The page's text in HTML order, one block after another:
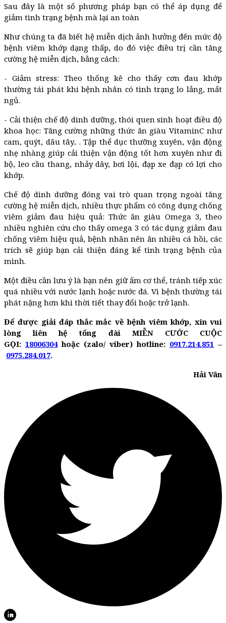
Sau đây là một số phương pháp bạn có thể áp dụng để
giảm tình trạng bệnh mà lại an toàn
Như chúng ta đã biết hệ miễn dịch ảnh hưởng đến mức độ
bệnh viêm khớp dạng thấp, do đó việc điều trị cần tăng
cường hệ miễn dịch, bằng cách:
- Giảm stress: Theo thống kê cho thấy cơn đau khớp
thường tái phát khi bệnh nhân có tình trạng lo lắng, mất
ngủ.
- Cải thiện chế độ dinh dưỡng, thói quen sinh hoạt điều độ
khoa học: Tăng cường những thức ăn giàu VitaminC như
cam, quýt, dâu tây.. . Tập thể dục thưỡng xuyên, vận động
nhẹ nhàng giúp cải thiện vận động tốt hơn xuyên như đi
bộ, leo cầu thang, nhảy dây, bơi lội, đạp xe đạp có lợi cho
khớp.
Chế độ dinh dưỡng đóng vai trò quan trọng ngoài tăng
cường hệ miễn dịch, nhiều thực phẩm có công dụng chống
viêm giảm đau hiệu quả: Thức ăn giàu Omega 3, theo
nhiều nghiên cứu cho thấy omega 3 có tác dụng giảm đau
chống viêm hiệu quả, bệnh nhân nên ăn nhiều cá hồi, các
trích sẽ giúp bạn cải thiện đáng kể tình trạng bệnh của
mình.
Một điều cần lưu ý là bạn nên giữ ấm cơ thể, tránh tiếp xúc
quá nhiều với nước lạnh hoặc nước đá. Vì bệnh thường tái
phát nặng hơn khi thời tiết thay đổi hoặc trở lạnh.
Để được giải đáp thắc mắc về bệnh viêm khớp, xin vui
lòng liên hệ tổng đài MIỄN CƯỚC CUỘC
GỌI: 18006304hoặc (zalo/ viber) hotline: 0917.214.851 –
0975.284.017.
Hải Vân